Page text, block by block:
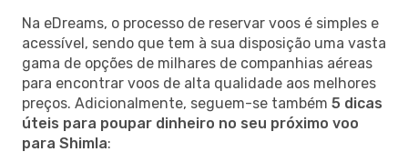
Na eDreams, o processo de reservar voos é simples e
acessível, sendo que tem à sua disposição uma vasta
gama de opções de milhares de companhias aéreas
para encontrar voos de alta qualidade aos melhores
preços. Adicionalmente, seguem-se também 5 dicas
úteis para poupar dinheiro no seu próximo voo
para Shimla: